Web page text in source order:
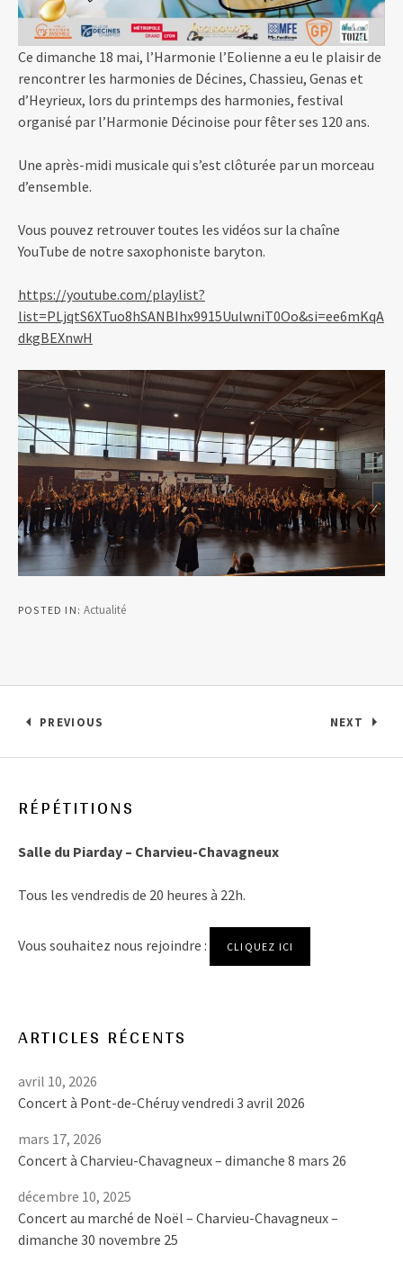
Ce dimanche 18 mai, l’Harmonie l’Eolienne a eu le plaisir de
rencontrer les harmonies de Décines, Chassieu, Genas et
d’Heyrieux, lors du printemps des harmonies, festival
organisé par l’Harmonie Décinoise pour fêter ses 120 ans.
Une après-midi musicale qui s’est clôturée par un morceau
d’ensemble.
Vous pouvez retrouver toutes les vidéos sur la chaîne
YouTube de notre saxophoniste baryton.
https://youtube.com/playlist?
list=PLjqtS6XTuo8hSANBIhx9915UulwniT0Oo&si=ee6mKqA
dkgBEXnwH
POSTED IN Actualité
Navigation de l’article
PREVIOUS NEXT
RÉPÉTITIONS
Salle du Piarday – Charvieu-Chavagneux
Tous les vendredis de 20 heures à 22h.
Vous souhaitez nous rejoindre : CLIQUEZ ICI
ARTICLES RÉCENTS
Concert à Pont-de-Chéruy vendredi 3 avril 2026
avril 10, 2026
Concert à Charvieu-Chavagneux – dimanche 8 mars 26
mars 17, 2026
Concert au marché de Noël – Charvieu-Chavagneux –
dimanche 30 novembre 25
décembre 10, 2025